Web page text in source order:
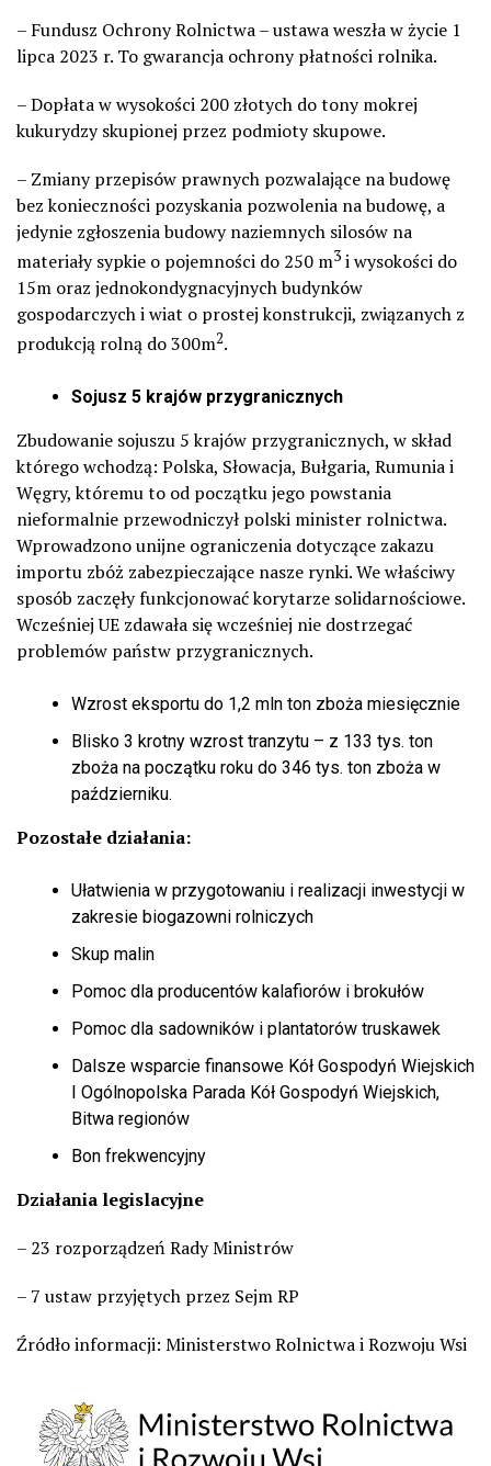
– Fundusz Ochrony Rolnictwa –ustawa weszła w życie 1
lipca 2023 r. To gwarancja ochrony płatności rolnika.
– Dopłata w wysokości 200 złotych do tony mokrej
kukurydzy skupionej przez podmioty skupowe.
– Zmiany przepisów prawnych pozwalające na budowę
bez konieczności pozyskania pozwolenia na budowę, a
jedynie zgłoszenia budowy naziemnych silosów na
materiały sypkie o pojemności do 250 m3 i wysokości do
15m oraz jednokondygnacyjnych budynków
gospodarczych i wiat o prostej konstrukcji, związanych z
produkcją rolną do 300m2.
Sojusz 5 krajów przygranicznych
Zbudowanie sojuszu 5 krajów przygranicznych, w skład
którego wchodzą: Polska, Słowacja, Bułgaria, Rumunia i
Węgry, któremu to od początku jego powstania
nieformalnie przewodniczył polski minister rolnictwa.
Wprowadzono unijne ograniczenia dotyczące zakazu
importu zbóż zabezpieczające nasze rynki. We właściwy
sposób zaczęły funkcjonować korytarze solidarnościowe.
Wcześniej UE zdawała się wcześniej nie dostrzegać
problemów państw przygranicznych.
Wzrost eksportu do 1,2 mln ton zboża miesięcznie
Blisko 3 krotny wzrost tranzytu – z 133 tys. ton
zboża na początku roku do 346 tys. ton zboża w
październiku.
Pozostałe działania:
Ułatwienia w przygotowaniu i realizacji inwestycji w
zakresie biogazowni rolniczych
Skup malin
Pomoc dla producentów kalafiorów i brokułów
Pomoc dla sadowników i plantatorów truskawek
Dalsze wsparcie finansowe Kół Gospodyń Wiejskich
I Ogólnopolska Parada Kół Gospodyń Wiejskich,
Bitwa regionów
Bon frekwencyjny
Działania legislacyjne
– 23 rozporządzeń Rady Ministrów
– 7 ustaw przyjętych przez Sejm RP
Źródło informacji: Ministerstwo Rolnictwa i Rozwoju Wsi